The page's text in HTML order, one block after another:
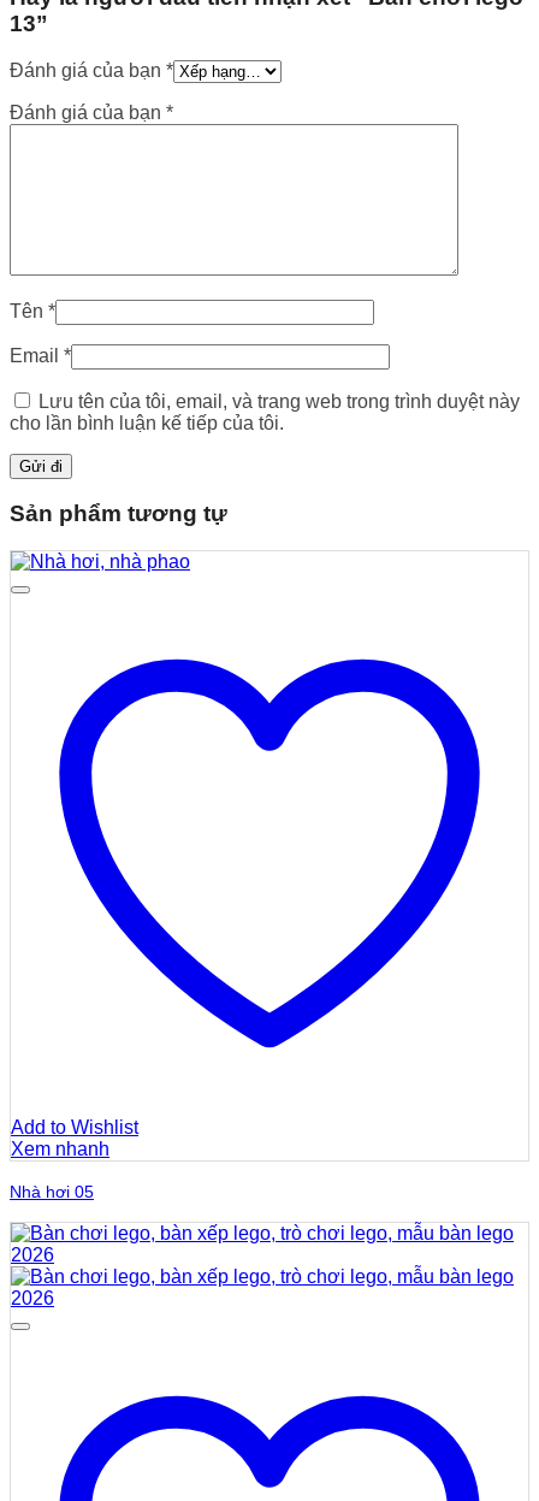
13”
Đánh giá của bạn *
Đánh giá của bạn *
Tên *
Email *
Lưu tên của tôi, email, và trang web trong trình duyệt này
cho lần bình luận kế tiếp của tôi.
Sản phẩm tương tự
Add to Wishlist
Xem nhanh
Nhà hơi 05